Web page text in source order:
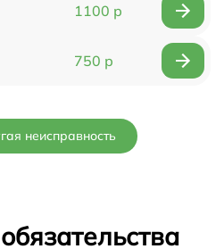
1100 р
750 р
неисправность